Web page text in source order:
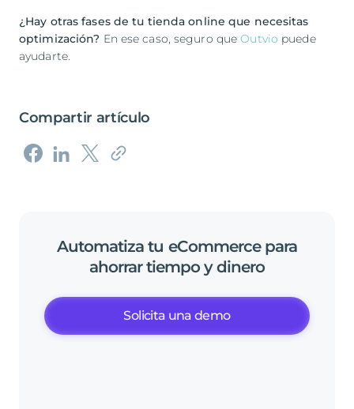
¿Hay otras fases de tu tienda online que necesitas
optimización? En ese caso, seguro queOutvio puede
ayudarte.
Compartir artículo
Automatiza tu eCommerce para
ahorrar tiempo y dinero
Solicita una demo